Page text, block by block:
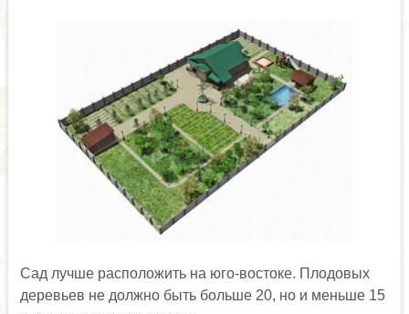
Сад лучше расположить на юго-востоке. Плодовых
деревьев не должно быть больше 20, но и меньше 15